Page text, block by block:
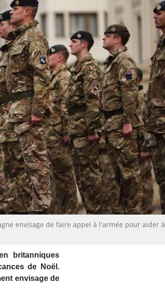
envisage de faire appel à l'armée pour aider à
britanniques
de Noël.
envisage de